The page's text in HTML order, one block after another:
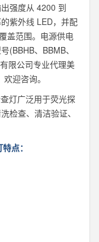
强度从 4200 到
紫外线 LED，并配
盖范围。电源供电
(BBHB、BBMB、
限公司专业代理美
迎咨询。
灯广泛用于荧光探
检查、清洁验证、
点：